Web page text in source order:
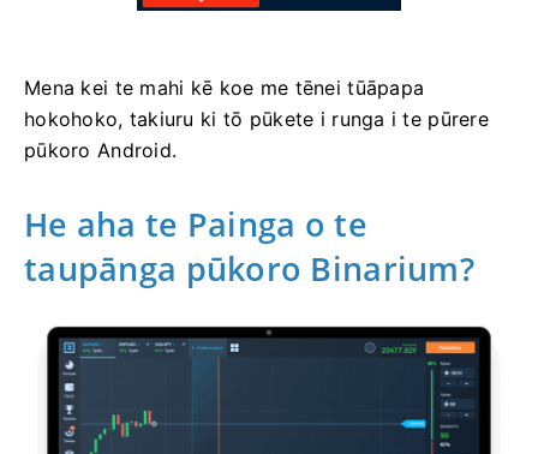
Mena kei te mahi kē koe me tēnei tūāpapa
hokohoko, takiuru ki tō pūkete i runga i te pūrere
pūkoro Android.
He aha te Painga o te
taupānga pūkoro Binarium?